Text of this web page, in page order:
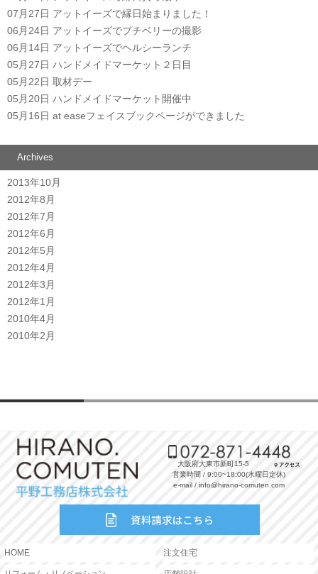
07月27日 アットイーズで縁日始まりました！
06月24日 アットイーズでプチベリーの撮影
06月14日 アットイーズでヘルシーランチ
05月27日 ハンドメイドマーケット２日目
05月22日 取材デー
05月20日 ハンドメイドマーケット開催中
05月16日 at easeフェイスブックページができました
Archives
2013年10月
2012年8月
2012年7月
2012年6月
2012年5月
2012年4月
2012年3月
2012年1月
2010年4月
2010年2月
大阪府大東市新町15-5
営業時間 / 9:00~18:00(水曜日定休)
e-mail / info@hirano-comuten.com
HOME 注文住宅